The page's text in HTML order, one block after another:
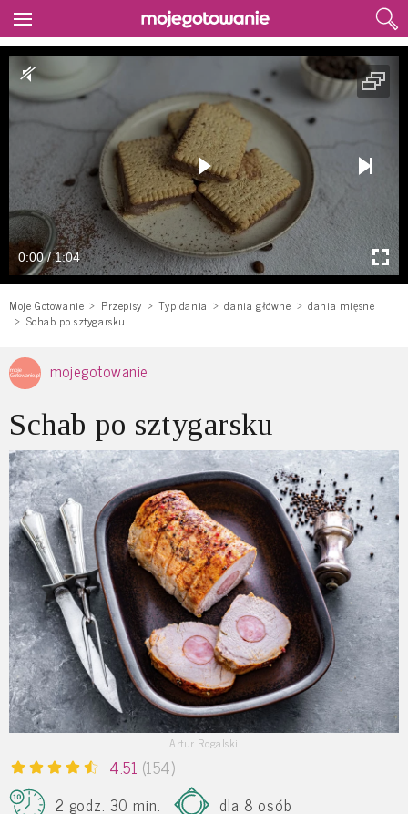
0:00 / 1:04
Moje Gotowanie Przepisy Typ dania dania główne
dania mięsne
Schab po sztygarsku
mojegotowanie
Schab po sztygarsku
Artur Rogalski
4.51 (154)
2 godz. 30 min.
dla 8 osób